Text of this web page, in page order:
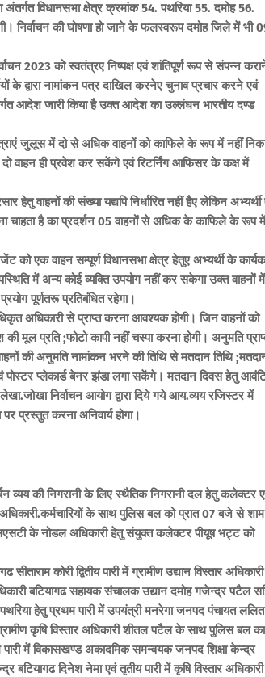
अंतर्गत विधानसभा क्षेत्र क्रमांक 54. पथरिया 55. दमोह 56.
निर्वाचन की घोषणा हो जाने के फलस्वरूप दमोह जिले में भी
2023 को स्वतंत्रए निष्पक्ष एवं शांतिपूर्ण रूप से संपन्न
के द्वारा नामांकन पत्र दाखिल करनेए चुनाव प्रचार करने एवं
आदेश जारी किया है उक्त आदेश का उल्लंघन भारतीय दण्ड
जुलूस में दो से अधिक वाहनों को काफिले के रूप में नहीं
वाहन ही प्रवेश कर सकेंगे एवं रिटर्निंग आफिसर के कक्ष में
हेतु वाहनों की संख्या यद्यपि निर्धारित नहीं हैए लेकिन
चाहता है का प्रदर्शन 05 वाहनों से अधिक के काफिले के रूप में
एक वाहन सम्पूर्ण विधानसभा क्षेत्र हेतुए अभ्यर्थी के
में अन्य कोई व्यक्ति उपयोग नहीं कर सकेगा उक्त वाहनों में
पूर्णतरू प्रतिबंधित रहेगा।
अधिकारी से प्राप्त करना आवश्यक होगी। जिन वाहनों को
प्रति ;फोटो कापी नहीं चस्पा करना होगी। अनुमति
की अनुमति नामांकन भरने की तिथि से मतदान तिथि
पोस्टर प्लेकार्ड बेनर झंडा लगा सकेंगे। मतदान दिवस हेतु
निर्वाचन आयोग द्वारा दिये गये आय.व्यय रजिस्टर में
प्रस्तुत करना अनिवार्य होगा।
व्यय की निगरानी के लिए स्थैतिक निगरानी दल हेतु कलेक्टर
के साथ पुलिस बल को प्रात 07 बजे से शाम
के नोडल अधिकारी हेतु संयुक्त कलेक्टर पीयूष भट्ट को
कोरी द्वितीय पारी में ग्रामीण उद्यान विस्तार अधिकारी
बटियागढ सहायक संचालक उद्यान दमोह गजेन्द्र पटैल
हेतु प्रथम पारी में उपयंत्री मनरेगा जनपद पंचायत ललित
में ग्रामीण कृषि विस्तार अधिकारी शीतल पटैल के साथ पुलिस बल
में विकासखण्ड अकादमिक समन्वयक जनपद शिक्षा केन्द्र
बटियागढ दिनेश नेमा एवं तृतीय पारी में कृषि विस्तार अधिकारी